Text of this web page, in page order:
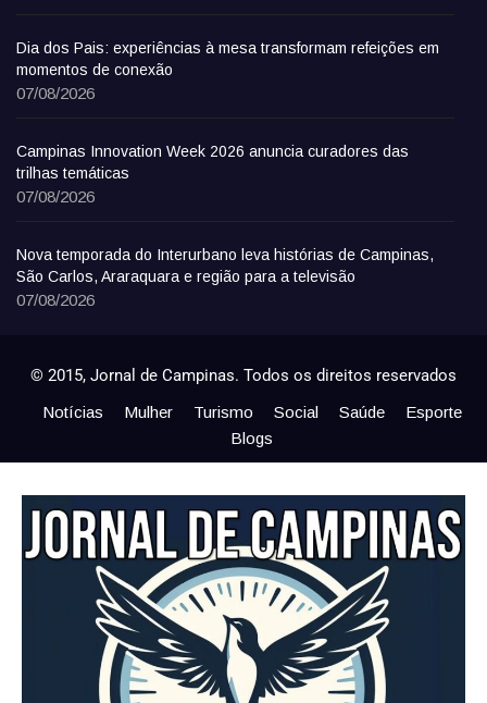
Dia dos Pais: experiências à mesa transformam refeições em
momentos de conexão
07/08/2026
Campinas Innovation Week 2026 anuncia curadores das
trilhas temáticas
07/08/2026
Nova temporada do Interurbano leva histórias de Campinas,
São Carlos, Araraquara e região para a televisão
07/08/2026
© 2015, Jornal de Campinas. Todos os direitos reservados
Notícias Mulher Turismo Social Saúde
Esporte
Blogs